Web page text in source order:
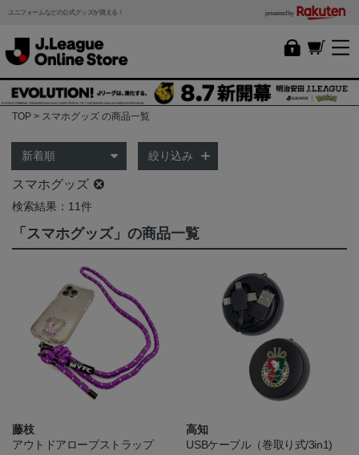
ユニフォームなどの公式グッズが買える！ powered by
TOP スマホグッズ の商品一覧
絞り込み
スマホグッズ
検索結果：11件
「スマホグッズ」の商品一覧
藤枝
アウトドアロープストラップ
高知
USBケーブル（巻取り式/3in1)